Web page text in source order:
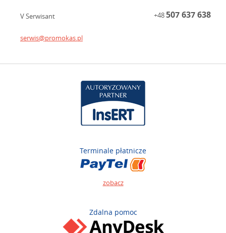
V Serwisant +48507 637 638
serwis@promokas.pl
Terminale płatnicze
zobacz
Zdalna pomoc